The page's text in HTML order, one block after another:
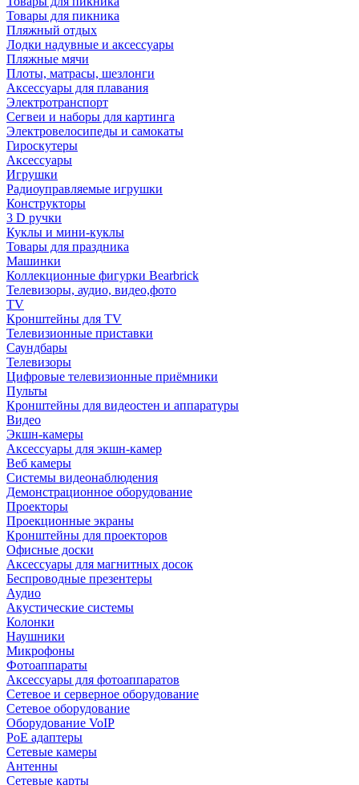
Товары для пикника
Пляжный отдых
Лодки надувные и аксессуары
Пляжные мячи
Плоты, матрасы, шезлонги
Аксессуары для плавания
Электротранспорт
Сегвеи и наборы для картинга
Электровелосипеды и самокаты
Гироскутеры
Аксессуары
Игрушки
Радиоуправляемые игрушки
Конструкторы
3 D ручки
Куклы и мини-куклы
Товары для праздника
Машинки
Коллекционные фигурки Bearbrick
Телевизоры, аудио, видео,фото
TV
Кронштейны для TV
Телевизионные приставки
Саундбары
Телевизоры
Цифровые телевизионные приёмники
Пульты
Кронштейны для видеостен и аппаратуры
Видео
Экшн-камеры
Аксессуары для экшн-камер
Веб камеры
Системы видеонаблюдения
Демонстрационное оборудование
Проекторы
Проекционные экраны
Кронштейны для проекторов
Офисные доски
Аксессуары для магнитных досок
Беспроводные презентеры
Аудио
Акустические системы
Колонки
Наушники
Микрофоны
Фотоаппараты
Аксессуары для фотоаппаратов
Сетевое и серверное оборудование
Сетевое оборудование
Оборудование VoIP
PoE адаптеры
Сетевые камеры
Антенны
Сетевые карты